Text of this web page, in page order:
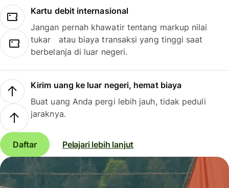
Kartu debit internasional
Jangan pernah khawatir tentang markup nilai
tukar atau biaya transaksi yang tinggi saat
berbelanja di luar negeri.
Kirim uang ke luar negeri, hemat biaya
Buat uang Anda pergi lebih jauh, tidak peduli
jaraknya.
Daftar Pelajari lebih lanjut